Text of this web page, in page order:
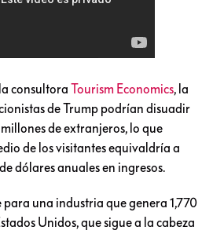
consultora Tourism Economics, la
de Trump podrían disuadir
de extranjeros, lo que
de los visitantes equivaldría a
dólares anuales en ingresos.
para una industria que genera 1,770
Unidos, que sigue a la cabeza